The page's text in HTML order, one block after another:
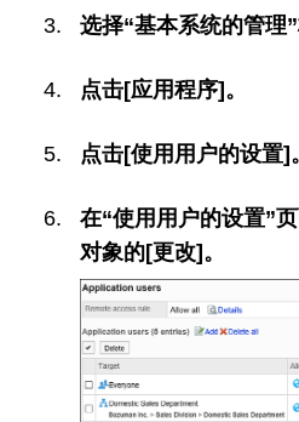
选择“基本系统的管理”
点击[应用程序]。
点击[使用用户的设置]。
在“使用用户的设置”
对象的[更改]。